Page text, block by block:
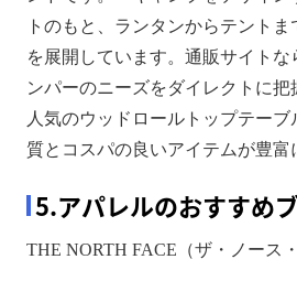
トのもと、ランタンからテント
を展開しています。通販サイトな
ンパーのニーズをダイレクトに把
人気のウッドロールトップテー
質とコスパの良いアイテムが豊富
5.アパレルのおすすめ
THE NORTH FACE（ザ・ノース